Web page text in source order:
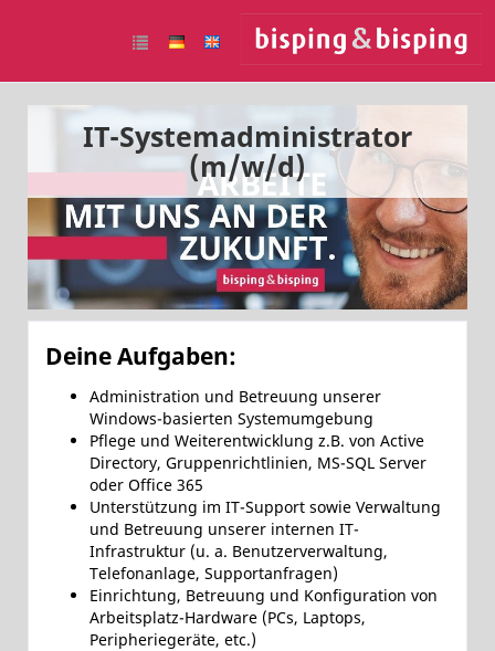
IT-Systemadministrator
(m/w/d)
Deine Aufgaben:
Administration und Betreuung unserer
Windows-basierten Systemumgebung
Pflege und Weiterentwicklung z.B. von Active
Directory, Gruppenrichtlinien, MS-SQL Server
oder Office 365
Unterstützung im IT-Support sowie Verwaltung
und Betreuung unserer internen IT-
Infrastruktur (u. a. Benutzerverwaltung,
Telefonanlage, Supportanfragen)
Einrichtung, Betreuung und Konfiguration von
Arbeitsplatz-Hardware (PCs, Laptops,
Peripheriegeräte, etc.)